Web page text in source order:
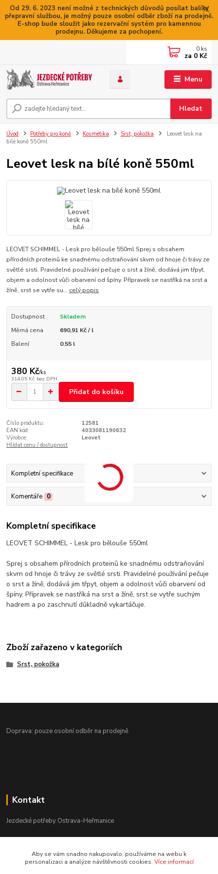
Od 29. 6. 2023 není možné z technických důvodů posílat balíky
přepravní službou, je možný pouze osobní odběr zboží na prodejně.
E-shop bude sloužit jako rezervační systém pro kamennou
prodejnu. Děkujeme za pochopení.
Menu
Hledat
0 ks
za 0 Kč
Úvod Potřeby pro koně Kosmetika Srst, pokožka
Leovet lesk na
bílé koně 550ml
Leovet lesk na bílé koně 550ml
LEOVET SCHIMMEL - Lesk pro bělouše 550ml Sprej s obsahem
přírodních proteinů ke snadnému odstraňování skvrn od hnoje či trávy ze
světlé srsti. Pravidelné používání pečuje o srst a žíně, dodává jim třpyt,
objem a odolnost vůči obarvení od špíny. Přípravek se nastříká na srst a
žíně, srst se vytře su... celý popis
Dostupnost
Skladem
Měrná cena
690,91 Kč / l
Balení
0.55 l
380 Kč/ks
314,05 Kč bez DPH
Přidat do košíku
Číslo produktu:
12581
EAN kód:
4033081190632
Výrobce:
Leovet
Hlídat cenu / dostupnost
Kompletní specifikace
Komentáře 0
Kompletní specifikace
LEOVET SCHIMMEL - Lesk pro bělouše 550ml
Sprej s obsahem přírodních proteinů ke snadnému odstraňování
skvrn od hnoje či trávy ze světlé srsti. Pravidelné používání pečuje
o srst a žíně, dodává jim třpyt, objem a odolnost vůči obarvení od
špíny. Přípravek se nastříká na srst a žíně, srst se vytře suchým
hadrem a po zaschnutí důkladně vykartáčuje.
Zboží zařazeno v kategoriích
Srst, pokožka
Doprava: pouze osobní odběr na prodejně
Kontakt
Jezdecké potřeby Ostrava-Heřmanice
Po-Pá 9:30 - 17:30
Aby se vám snadno nakupovalo, používáme na webu k
personalizaci a analýze návštěvnosti cookies. Více informací